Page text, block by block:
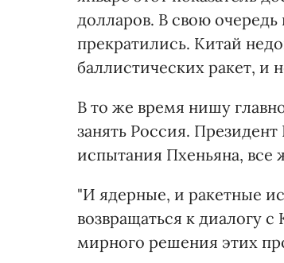
долларов. В свою
прекратились. Китай
баллистических ракет, и
В то же время нишу
занять Россия.
испытания Пхеньяна, все
"И ядерные, и ракетные
возвращаться к диалогу
мирного решения этих